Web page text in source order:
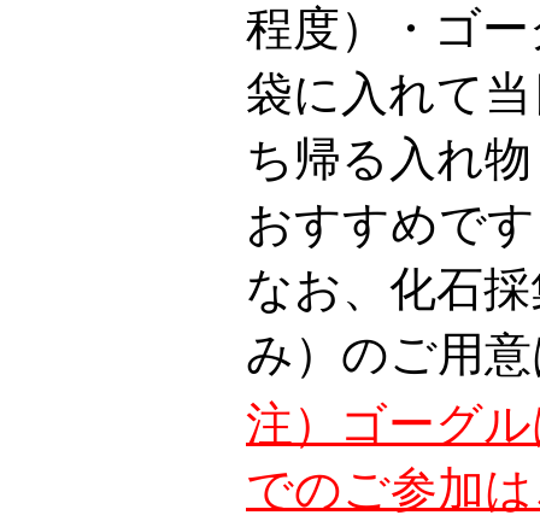
程度）・ゴ
袋に入れて
ち帰る入れ
おすすめで
なお、化石
み）のご用
注）ゴーグ
でのご参加